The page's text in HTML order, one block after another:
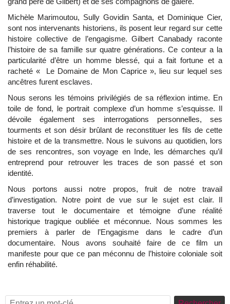
Michèle Marimoutou, Sully Govidin Santa, et Dominique Cier,
sont nos intervenants historiens, ils posent leur regard sur cette
histoire collective de l’engagisme. Gilbert Canabady raconte
l’histoire de sa famille sur quatre générations. Ce conteur a la
particularité d’être un homme blessé, qui a fait fortune et a
racheté « Le Domaine de Mon Caprice », lieu sur lequel ses
ancêtres furent esclaves.
Nous serons les témoins privilégiés de sa réflexion intime. En
toile de fond, le portrait complexe d’un homme s’esquisse. Il
dévoile également ses interrogations personnelles, ses
tourments et son désir brûlant de reconstituer les fils de cette
histoire et de la transmettre. Nous le suivons au quotidien, lors
de ses rencontres, son voyage en Inde, les démarches qu’il
entreprend pour retrouver les traces de son passé et son
identité.
Nous portons aussi notre propos, fruit de notre travail
d’investigation. Notre point de vue sur le sujet est clair. Il
traverse tout le documentaire et témoigne d’une réalité
historique tragique oubliée et méconnue. Nous sommes les
premiers à parler de l’Engagisme dans le cadre d’un
documentaire. Nous avons souhaité faire de ce film un
manifeste pour que ce pan méconnu de l’histoire coloniale soit
enfin réhabilité.